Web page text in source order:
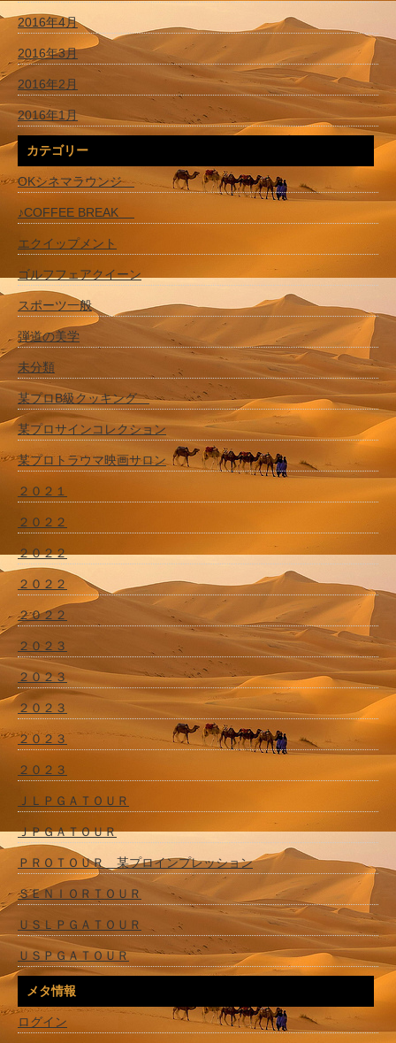
2016年4月
2016年3月
2016年2月
2016年1月
カテゴリー
OKシネマラウンジ
♪COFFEE BREAK
エクイップメント
ゴルフフェアクイーン
スポーツ一般
弾道の美学
未分類
某プロB級クッキング
某プロサインコレクション
某プロトラウマ映画サロン
２０２１
２０２２
２０２２
２０２２
２０２２
２０２３
２０２３
２０２３
２０２３
２０２３
ＪＬＰＧＡＴＯＵＲ
ＪＰＧＡＴＯＵＲ
ＰＲＯＴＯＵＲ 某プロインプレッション
ＳＥＮＩＯＲＴＯＵＲ
ＵＳＬＰＧＡＴＯＵＲ
ＵＳＰＧＡＴＯＵＲ
メタ情報
ログイン